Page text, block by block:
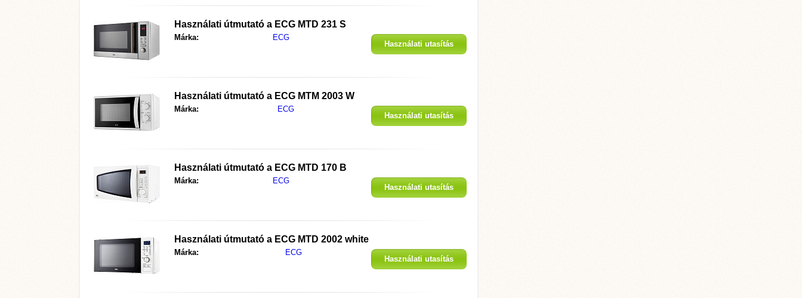
Használati útmutató a ECG MTD 231 S
Márka: ECG
Használati utasítás
Használati útmutató a ECG MTM 2003 W
Márka: ECG
Használati utasítás
Használati útmutató a ECG MTD 170 B
Márka: ECG
Használati utasítás
Használati útmutató a ECG MTD 2002 white
Márka: ECG
Használati utasítás